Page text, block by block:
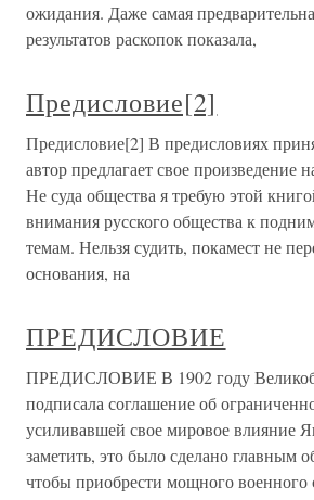
ожидания. Даже самая
результатов раскопок показала,
Предисловие[2]
Предисловие[2] В предисловиях
автор предлагает свое произведение
Не суда общества я требую этой
внимания русского общества к
темам. Нельзя судить, покамест не
основания, на
ПРЕДИСЛОВИЕ
ПРЕДИСЛОВИЕ В 1902 году
подписала соглашение об
усиливавшей свое мировое влияние
заметить, это было сделано главным
чтобы приобрести мощного военного